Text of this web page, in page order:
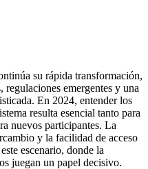
su rápida transformación,
emergentes y una
En 2024, entender los
resulta esencial tanto para
nuevos participantes. La
y la facilidad de acceso
escenario, donde la
juegan un papel decisivo.